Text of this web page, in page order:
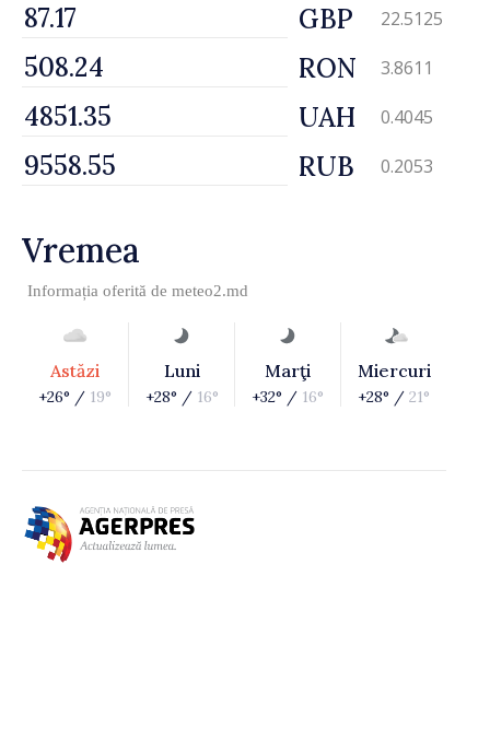
GBP 22.5125
RON 3.8611
UAH 0.4045
RUB 0.2053
Vremea
Informația oferită de meteo2.md
Astăzi
+26° / 19°
Luni
+28° / 16°
Marţi
+32° / 16°
Miercuri
+28° / 21°